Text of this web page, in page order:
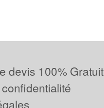
devis 100% Gratuit